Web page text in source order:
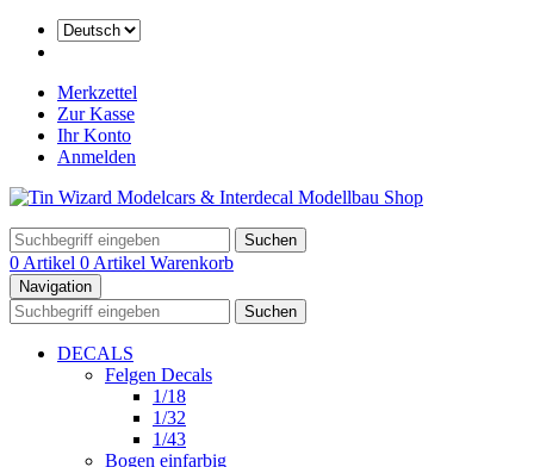
Merkzettel
Zur Kasse
Ihr Konto
Anmelden
Suchen
0 Artikel 0 Artikel Warenkorb
Navigation
Suchen
DECALS
Felgen Decals
1/18
1/32
1/43
Bogen einfarbig